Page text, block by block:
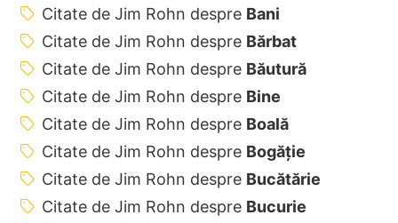
Citate de Jim Rohn despre Bani
Citate de Jim Rohn despre Bărbat
Citate de Jim Rohn despre Băutură
Citate de Jim Rohn despre Bine
Citate de Jim Rohn despre Boală
Citate de Jim Rohn despre Bogăție
Citate de Jim Rohn despre Bucătărie
Citate de Jim Rohn despre Bucurie